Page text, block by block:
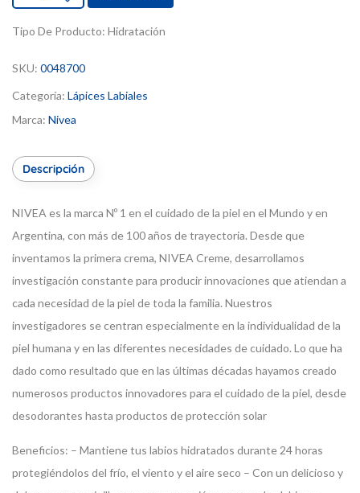
Tipo De Producto: Hidratación
SKU: 0048700
Categoría: Lápices Labiales
Marca: Nivea
Descripción
NIVEA es la marca Nº 1 en el cuidado de la piel en el Mundo y en
Argentina, con más de 100 años de trayectoria. Desde que
inventamos la primera crema, NIVEA Creme, desarrollamos
investigación constante para producir innovaciones que atiendan a
cada necesidad de la piel de toda la familia. Nuestros
investigadores se centran especialmente en la individualidad de la
piel humana y en las diferentes necesidades de cuidado. Lo que ha
dado como resultado que en las últimas décadas hayamos creado
numerosos productos innovadores para el cuidado de la piel, desde
desodorantes hasta productos de protección solar
Beneficios: – Mantiene tus labios hidratados durante 24 horas
protegiéndolos del frío, el viento y el aire seco – Con un delicioso y